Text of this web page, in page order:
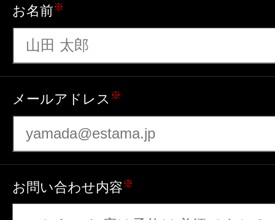
お名前※
メールアドレス ※
お問い合わせ内容※